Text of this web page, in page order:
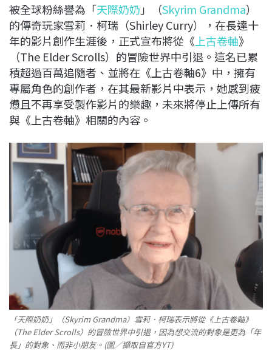
b
o
o
k
a
d
s
e
d
I
L
i
n
k
被全球粉絲譽為「天際奶奶 」（Skyrim Grandma）
的傳奇玩家雪莉．柯瑞（Shirley Curry），在長達十
年的影片創作生涯後，正式宣布將從《 上古卷軸》
（The Elder Scrolls）的冒險世界中引退。這名已累
積超過百萬追隨者、並將在《上古卷軸6》中，擁有
專屬角色的創作者，在其最新影片中表示，她感到疲
憊且不再享受製作影片的樂趣，未來將停止上傳所有
與《上古卷軸》相關的內容。
「天際奶奶」（Skyrim Grandma）雪莉．柯瑞表示將從《上古卷軸》
（The Elder Scrolls）的冒險世界中引退，因為想交流的對象是更為「年
長」的對象、而非小朋友。(圖／擷取自官方YT)